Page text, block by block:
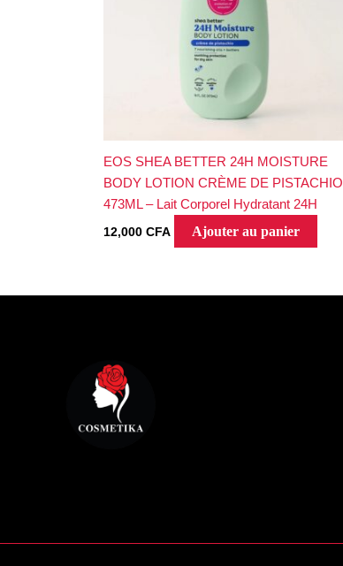
EOS SHEA BETTER 24H MOISTURE
BODY LOTION CRÈME DE PISTACHIO
473ML – Lait Corporel Hydratant 24H
12,000 CFA Ajouter au panier